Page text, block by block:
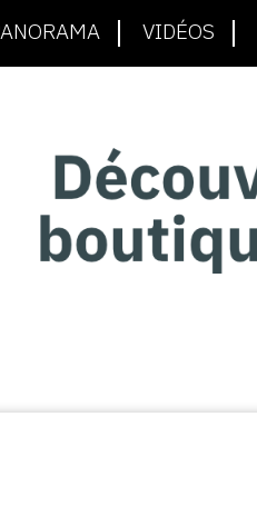
VIDÉOS